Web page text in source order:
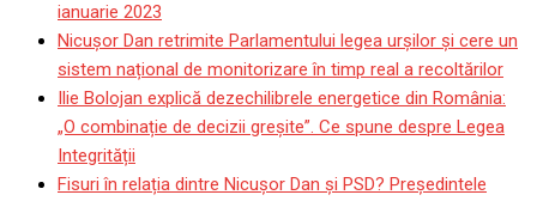
ianuarie 2023
Nicușor Dan retrimite Parlamentului legea urșilor și cere un
sistem național de monitorizare în timp real a recoltărilor
Ilie Bolojan explică dezechilibrele energetice din România:
„O combinație de decizii greșite”. Ce spune despre Legea
Integrității
Fisuri în relația dintre Nicușor Dan și PSD? Președintele